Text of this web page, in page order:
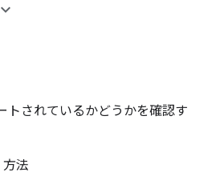
トされているかどうかを確認す
法